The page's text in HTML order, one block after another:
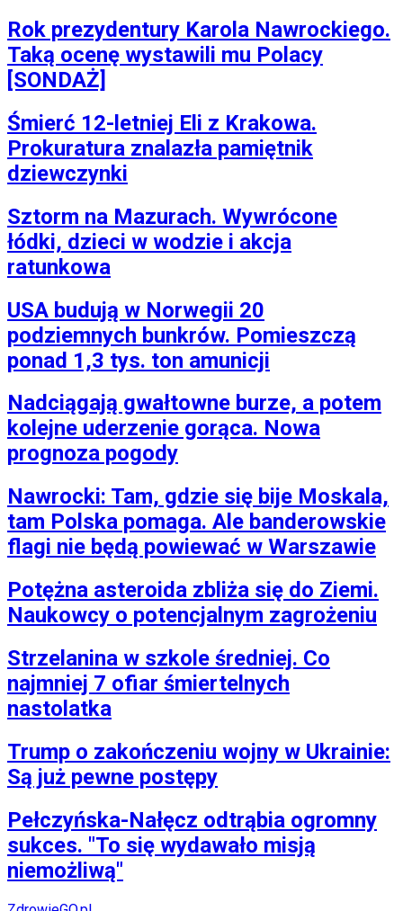
Rok prezydentury Karola Nawrockiego.
Taką ocenę wystawili mu Polacy
[SONDAŻ]
Śmierć 12-letniej Eli z Krakowa.
Prokuratura znalazła pamiętnik
dziewczynki
Sztorm na Mazurach. Wywrócone
łódki, dzieci w wodzie i akcja
ratunkowa
USA budują w Norwegii 20
podziemnych bunkrów. Pomieszczą
ponad 1,3 tys. ton amunicji
Nadciągają gwałtowne burze, a potem
kolejne uderzenie gorąca. Nowa
prognoza pogody
Nawrocki: Tam, gdzie się bije Moskala,
tam Polska pomaga. Ale banderowskie
flagi nie będą powiewać w Warszawie
Potężna asteroida zbliża się do Ziemi.
Naukowcy o potencjalnym zagrożeniu
Strzelanina w szkole średniej. Co
najmniej 7 ofiar śmiertelnych
nastolatka
Trump o zakończeniu wojny w Ukrainie:
Są już pewne postępy
Pełczyńska-Nałęcz odtrąbia ogromny
sukces. "To się wydawało misją
niemożliwą"